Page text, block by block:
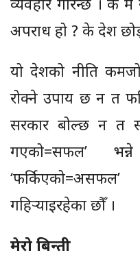
अपराध हो ? के देश
यो देशको नीति
रोक्ने उपाय छ न त
सरकार बोल्छ न त
गएको=सफल’
गहिर्‍याइरहेका छौँ ।
मेरो बिन्ती